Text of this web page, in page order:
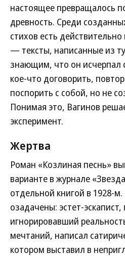
настоящее превращалось
древность. Среди
стихов есть
— тексты, написанные из
знающим, что он исчерпал
кое-что договорить,
поспорить с собой, но не
Понимая это, Вагинов
эксперимент.
Жертва
Роман «Козлиная песнь»
варианте в журнале
отдельной книгой в 1928-
озадачены: эстет-
игнорировавший
мечтаний, написал
котором выставил в